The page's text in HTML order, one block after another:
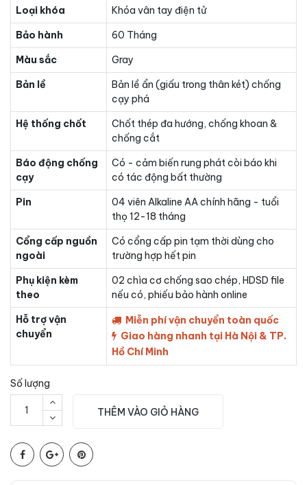
Loại khóa
Khóa vân tay điện tử
Bảo hành
60 Tháng
Màu sắc
Gray
Bản lề
Bản lề ẩn (giấu trong thân két) chống
cạy phá
Hệ thống chốt
Chốt thép đa hướng, chống khoan &
chống cắt
Báo động chống
cạy
Có - cảm biến rung phát còi báo khi
có tác động bất thường
Pin
04 viên Alkaline AA chính hãng - tuổi
thọ 12-18 tháng
Cổng cấp nguồn
ngoài
Có cổng cấp pin tạm thời dùng cho
trường hợp hết pin
Phụ kiện kèm
theo
02 chìa cơ chống sao chép, HDSD file
nếu có, phiếu bảo hành online
Hỗ trợ vận
chuyển
Miễn phí vận chuyển toàn quốc
Giao hàng nhanh tại Hà Nội & TP.
Hồ Chí Minh
Số lượng
THÊM VÀO GIỎ HÀNG